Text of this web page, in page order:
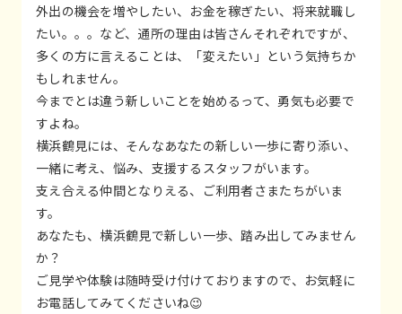
外出の機会を増やしたい、お金を稼ぎたい、将来就職し
たい。。。など、通所の理由は皆さんそれぞれですが、
多くの方に言えることは、「変えたい」という気持ちか
もしれません。
今までとは違う新しいことを始めるって、勇気も必要で
すよね。
横浜鶴見には、そんなあなたの新しい一歩に寄り添い、
一緒に考え、悩み、支援するスタッフがいます。
支え合える仲間となりえる、ご利用者さまたちがいま
す。
あなたも、横浜鶴見で新しい一歩、踏み出してみません
か？
ご見学や体験は随時受け付けておりますので、お気軽に
お電話してみてくださいね😉